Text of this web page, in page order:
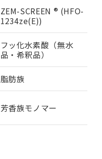
ZEM-SCREEN ® (HFO-
1234ze(E))
フッ化水素酸（無水
品・希釈品）
脂肪族
芳香族モノマー